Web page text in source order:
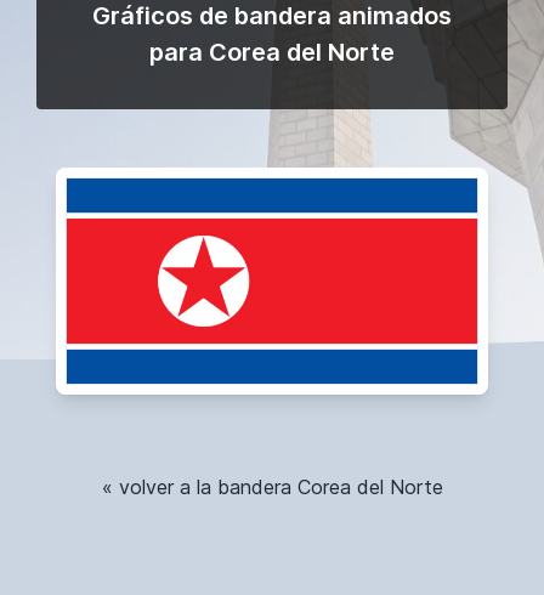
Gráficos de bandera animados
para Corea del Norte
« volver a la bandera Corea del Norte